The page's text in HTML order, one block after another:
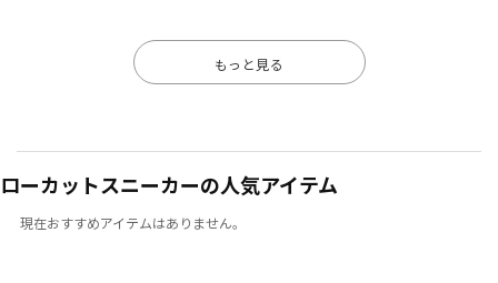
もっと見る
ローカットスニーカーの人気アイテム
現在おすすめアイテムはありません。